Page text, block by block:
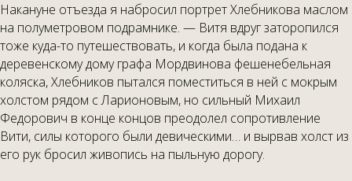
Накануне отъезда я набросил портрет Хлебникова маслом
на полуметровом подрамнике. — Витя вдруг заторопился
тоже куда-то путешествовать, и когда была подана к
деревенскому дому графа Мордвинова фешенебельная
коляска, Хлебников пытался поместиться в ней с мокрым
холстом рядом с Ларионовым, но сильный Михаил
Федорович в конце концов преодолел сопротивление
Вити, силы которого были девическими… и вырвав холст из
его рук бросил живопись на пыльную дорогу.